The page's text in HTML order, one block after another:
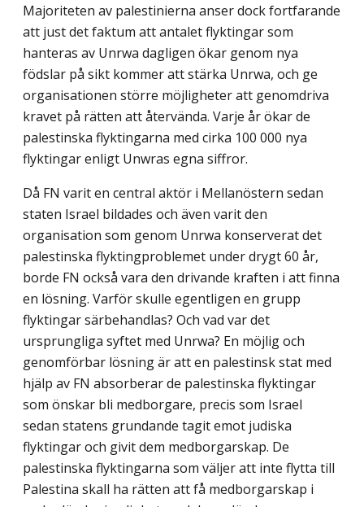
Majoriteten av palestinierna anser dock fortfarande
att just det faktum att antalet flyktingar som
hanteras av Unrwa dagligen ökar genom nya
födslar på sikt kommer att stärka Unrwa, och ge
organisationen större möjligheter att genomdriva
kravet på rätten att återvända. Varje år ökar de
palestinska flyktingarna med cirka 100 000 nya
flyktingar enligt Unwras egna siffror.
Då FN varit en central aktör i Mellanöstern sedan
staten Israel bildades och även varit den
organisation som genom Unrwa konserverat det
palestinska flyktingproblemet under drygt 60 år,
borde FN också vara den drivande kraften i att finna
en lösning. Varför skulle egentligen en grupp
flyktingar särbehandlas? Och vad var det
ursprungliga syftet med Unrwa? En möjlig och
genomförbar lösning är att en palestinsk stat med
hjälp av FN absorberar de palestinska flyktingar
som önskar bli medborgare, precis som Israel
sedan statens grundande tagit emot judiska
flyktingar och givit dem medborgarskap. De
palestinska flyktingarna som väljer att inte flytta till
Palestina skall ha rätten att få medborgarskap i